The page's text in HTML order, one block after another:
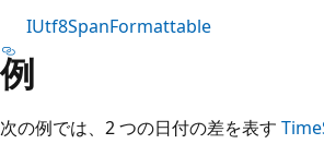
IUtf8SpanFormattable
例
次の例では、2 つの日付の差を表す